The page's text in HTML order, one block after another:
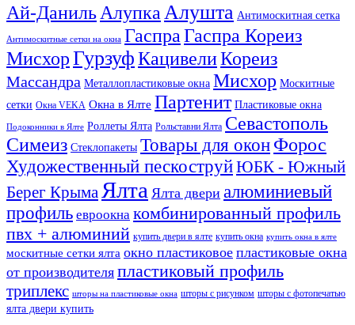
Ай-Даниль Алупка Алушта Антимоскитная сетка
Антимоскитные сетки на окна Гаспра Гаспра Кореиз
МисхорГурзуфКацивелиКореиз
Массандра Металлопластиковые окна Мисхор Москитные
сетки Окна VEKA Окна в Ялте Партенит Пластиковые окна
Подоконники в Ялте Роллеты Ялта Рольставни Ялта Севастополь
Симеиз Стеклопакеты Товары для окон Форос
Художественный пескоструйЮБК - Южный
Берег Крыма Ялта Ялта двери алюминиевый
профиль евроокна комбинированный профиль
пвх + алюминий купить двери в ялте купить окна купить окна в ялте
москитные сетки ялта окно пластиковое пластиковые окна
от производителя пластиковый профиль
триплекс шторы на пластиковые окна шторы с рисунком шторы с фотопечатью
ялта двери купить